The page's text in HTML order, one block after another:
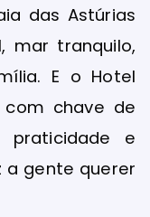
das Astúrias
mar tranquilo,
E o Hotel
com chave de
praticidade e
a gente querer